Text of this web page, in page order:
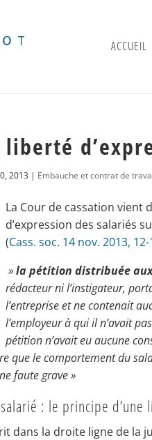
ACCUEIL
2013 | Embauche et contrat de
La Cour de cassation
d’expression des salariés
(Cass. soc. 14 nov. 2013,
»la pétition distribuée
rédacteur ni l’instigateur,
l’entreprise et ne contenait
l’employeur à qui il n’avait
pétition n’avait eu aucune
que le comportement du
faute grave »
: le principe d’une
dans la droite ligne de